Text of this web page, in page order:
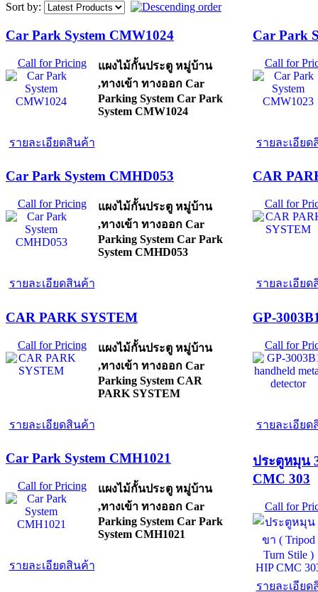
Sort by:
Car Park System CMW1024
Call for Pricing
รายละเอียดสินค้า
แผงไม้กั้นประตู หมู่บ้าน
,ทางเข้า ทางออก Car
Parking System Car Park
System CMW1024
Car Park
Call for
รายละเอีย
Car Park System CMHD053
Call for Pricing
รายละเอียดสินค้า
แผงไม้กั้นประตู หมู่บ้าน
,ทางเข้า ทางออก Car
Parking System Car Park
System CMHD053
CAR
Call for
รายละเอีย
CAR PARK SYSTEM
Call for Pricing
รายละเอียดสินค้า
แผงไม้กั้นประตู หมู่บ้าน
,ทางเข้า ทางออก Car
Parking System CAR
PARK SYSTEM
GP-
Call for
รายละเอีย
Car Park System CMH1021
Call for Pricing
รายละเอียดสินค้า
แผงไม้กั้นประตู หมู่บ้าน
,ทางเข้า ทางออก Car
Parking System Car Park
System CMH1021
ประตูหมุน
CMC 303
Call for
รายละเอีย